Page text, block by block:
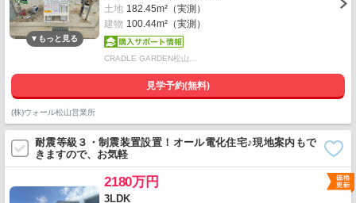
土地 182.45m²（実測）
建物 100.44m²（実測）
CRADLE GARDEN松山…
見学予約(無料)
(株)ウォール松山営業所
耐震等級３・制震装置設置！オール電化住宅♪現地案内もで
きますので、お気軽
2180万円
3LDK